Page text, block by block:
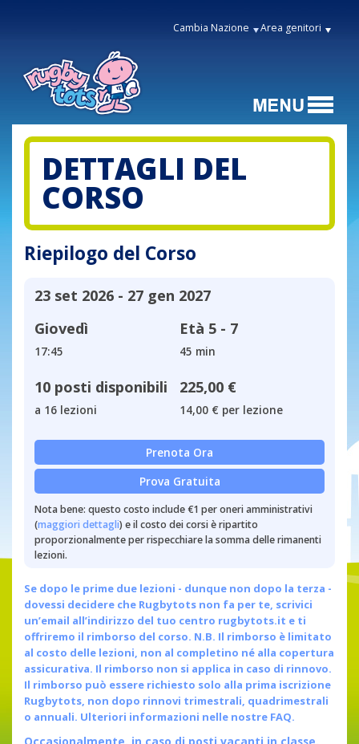
Cambia Nazione Area genitori
DETTAGLI DEL
CORSO
Riepilogo del Corso
23 set 2026 - 27 gen 2027
Giovedì
17:45
Età 5 - 7
45 min
10 posti disponibili
a 16 lezioni
225,00 €
14,00 € per lezione
Prenota Ora
Prova Gratuita
Nota bene: questo costo include €1 per oneri amministrativi
(maggiori dettagli) e il costo dei corsi è ripartito
proporzionalmente per rispecchiare la somma delle rimanenti
lezioni.
Se dopo le prime due lezioni - dunque non dopo la terza -
dovessi decidere che Rugbytots non fa per te, scrivici
un’email all’indirizzo del tuo centro rugbytots.it e ti
offriremo il rimborso del corso. N.B. Il rimborso è limitato
al costo delle lezioni, non al completino né alla copertura
assicurativa. Il rimborso non si applica in caso di rinnovo.
Il rimborso può essere richiesto solo alla prima iscrizione
Rugbytots, non dopo rinnovi trimestrali, quadrimestrali
o annuali. Ulteriori informazioni nelle nostre FAQ.